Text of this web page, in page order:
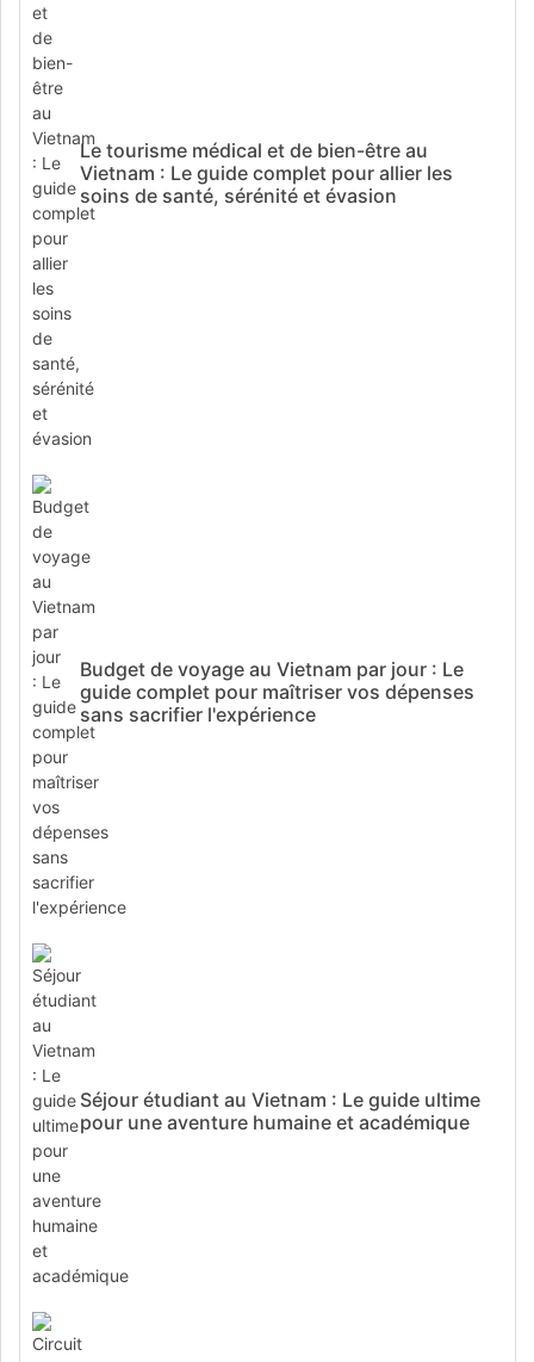
Le tourisme médical et de bien-être au
Vietnam : Le guide complet pour allier les
soins de santé, sérénité et évasion
Budget de voyage au Vietnam par jour : Le
guide complet pour maîtriser vos dépenses
sans sacrifier l'expérience
Séjour étudiant au Vietnam : Le guide ultime
pour une aventure humaine et académique